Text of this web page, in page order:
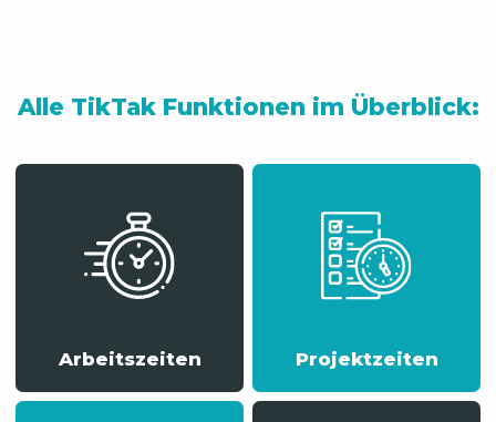
Alle TikTak Funktionen im Überblick:
Arbeitszeiten Projektzeiten